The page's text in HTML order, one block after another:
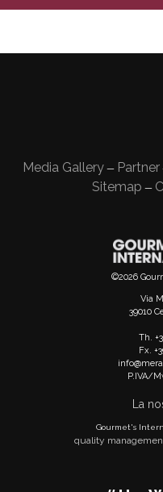
Media Gallery — Partner
Sitemap —
©2026
Via
39010
Th.
Fx.
P.IVA/
La
Gourmet's
quality